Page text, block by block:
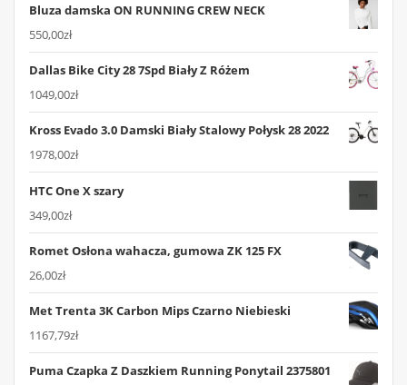
Bluza damska ON RUNNING CREW NECK
550,00zł
Dallas Bike City 28 7Spd Biały Z Różem
1049,00zł
Kross Evado 3.0 Damski Biały Stalowy Połysk 28 2022
1978,00zł
HTC One X szary
349,00zł
Romet Osłona wahacza, gumowa ZK 125 FX
26,00zł
Met Trenta 3K Carbon Mips Czarno Niebieski
1167,79zł
Puma Czapka Z Daszkiem Running Ponytail 2375801